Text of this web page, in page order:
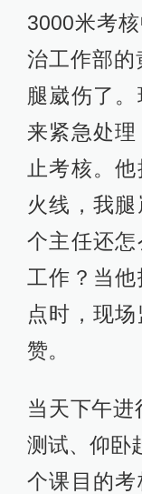
3000米考
治工作部的
腿崴伤了
来紧急处
止考核。
火线，我
个主任还
工作？当
点时，现
赞。
当天下午进
测试、仰卧
个课目的